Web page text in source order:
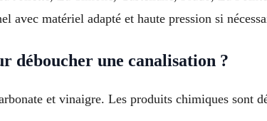
avec matériel adapté et haute pression si
déboucher une canalisation ?
et vinaigre. Les produits chimiques sont